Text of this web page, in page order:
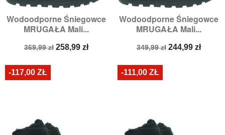
Wodoodporne Śniegowce
MRUGAŁA Mali...
Cena
369,99 zł Cena
258,99 zł
Wodoodporne Śniegowce
MRUGAŁA Mali...
Cena
349,99 zł Cena
244,99 zł
-117,00 ZŁ -111,00 ZŁ